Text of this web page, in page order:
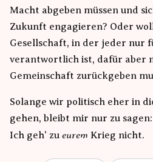
Macht abgeben müssen und
Zukunft engagieren? Oder
Gesellschaft, in der jeder nur
verantwortlich ist, dafür aber
Gemeinschaft zurückgeben
Solange wir politisch eher in
gehen, bleibt mir nur zu sagen:
Ich geh' zu eurem Krieg nicht.